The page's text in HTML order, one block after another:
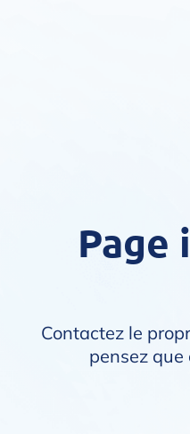
Page
Contactez le
pensez